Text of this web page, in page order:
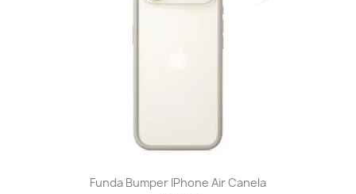
Funda Bumper IPhone Air Canela